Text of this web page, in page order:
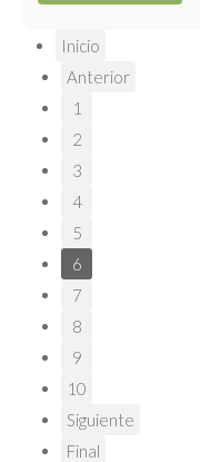
Inicio
Anterior
1
2
3
4
5
6
7
8
9
10
Siguiente
Final